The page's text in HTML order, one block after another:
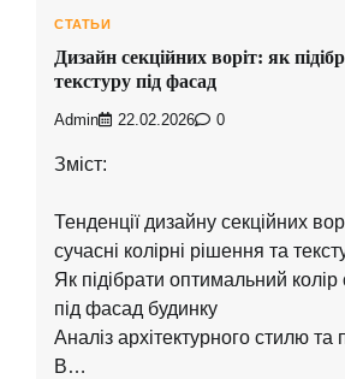
СТАТЬИ
Дизайн секційних воріт: як
текстуру під фасад
Admin 22.02.2026 0
Зміст:
Тенденції дизайну секційних
сучасні колірні рішення та
Як підібрати оптимальний колір
під фасад будинку
Аналіз архітектурного стилю та
В…